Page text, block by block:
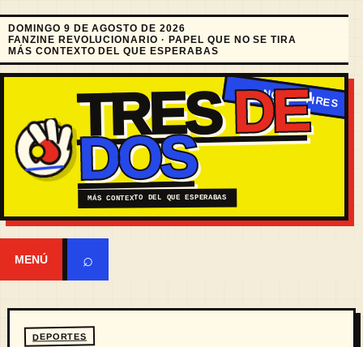
DOMINGO 9 DE AGOSTO DE 2026
FANZINE REVOLUCIONARIO · PAPEL QUE NO SE TIRA
MÁS CONTEXTO DEL QUE ESPERABAS
TRESDE
DOS
MÁS CONTEXTO DEL QUE ESPERABAS
MENÚ ⌕
DEPORTES